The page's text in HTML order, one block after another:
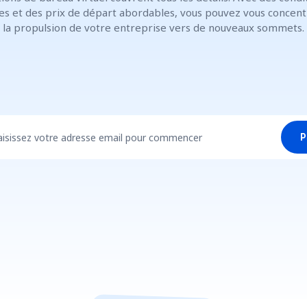
et des prix de départ abordables, vous pouvez vous
la propulsion de votre entreprise vers de nouveaux sommets.
votre adresse email pour commencer